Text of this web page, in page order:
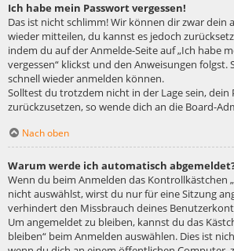
Ich habe mein Passwort vergessen!
Das ist nicht schlimm! Wir können dir zwar dein
wieder mitteilen, du kannst es jedoch
indem du auf der Anmelde-Seite auf „Ich habe
vergessen“ klickst und den Anweisungen folgst.
schnell wieder anmelden können.
Solltest du trotzdem nicht in der Lage sein, dein
zurückzusetzen, so wende dich an die Board-
Nach oben
Warum werde ich automatisch
Wenn du beim Anmelden das Kontrollkästchen
nicht auswählst, wirst du nur für eine Sitzung
verhindert den Missbrauch deines
Um angemeldet zu bleiben, kannst du das
bleiben“ beim Anmelden auswählen. Dies ist